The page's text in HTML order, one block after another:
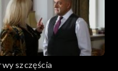
szczęścia